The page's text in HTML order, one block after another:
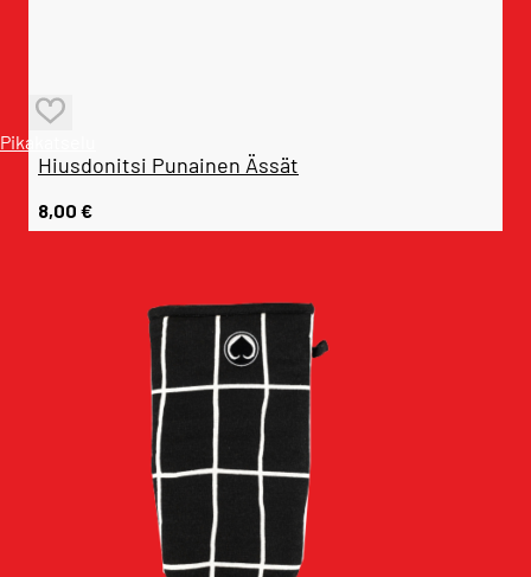
Pikakatselu
Hiusdonitsi Punainen Ässät
8,00 €